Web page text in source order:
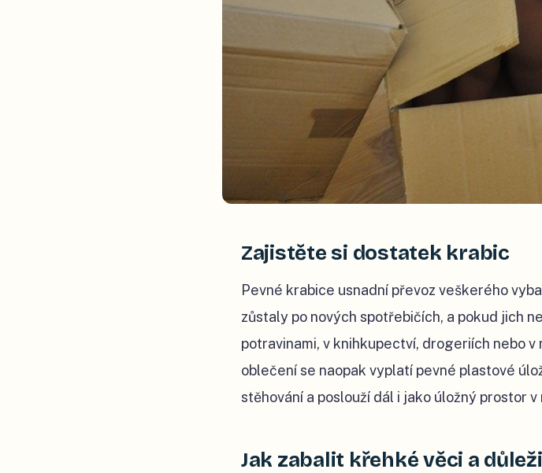
Zajistěte si dostatek krabic
Pevné krabice usnadní převoz veškerého
zůstaly po nových spotřebičích, a pokud jich
potravinami, v knihkupectví, drogeriích nebo
oblečení se naopak vyplatí pevné plastové
stěhování a poslouží dál i jako úložný prostor v
Jak zabalit křehké věci a